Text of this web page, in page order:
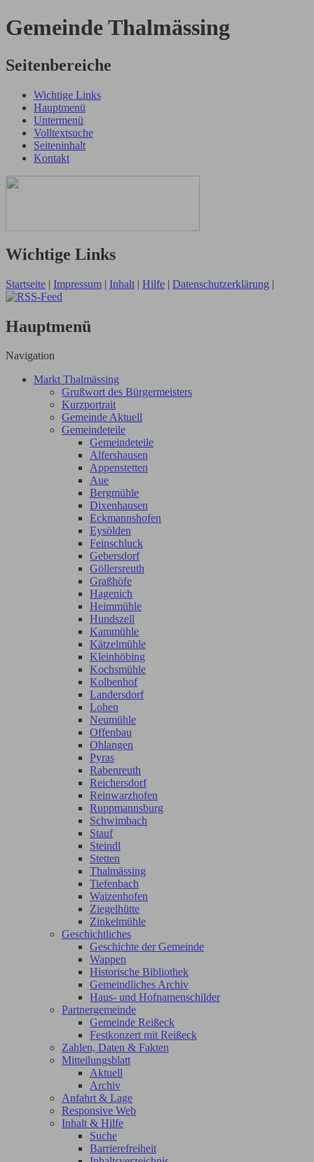
Gemeinde Thalmässing
Seitenbereiche
Wichtige Links
Hauptmenü
Untermenü
Volltextsuche
Seiteninhalt
Kontakt
Wichtige Links
Startseite | Impressum | Inhalt | Hilfe | Datenschutzerklärung |
Hauptmenü
Navigation
Markt Thalmässing
Grußwort des Bürgermeisters
Kurzportrait
Gemeinde Aktuell
Gemeindeteile
Gemeindeteile
Alfershausen
Appenstetten
Aue
Bergmühle
Dixenhausen
Eckmannshofen
Eysölden
Feinschluck
Gebersdorf
Göllersreuth
Graßhöfe
Hagenich
Heimmühle
Hundszell
Kammühle
Kätzelmühle
Kleinhöbing
Kochsmühle
Kolbenhof
Landersdorf
Lohen
Neumühle
Offenbau
Ohlangen
Pyras
Rabenreuth
Reichersdorf
Reinwarzhofen
Ruppmannsburg
Schwimbach
Stauf
Steindl
Stetten
Thalmässing
Tiefenbach
Waizenhofen
Ziegelhütte
Zinkelmühle
Geschichtliches
Geschichte der Gemeinde
Wappen
Historische Bibliothek
Gemeindliches Archiv
Haus- und Hofnamenschilder
Partnergemeinde
Gemeinde Reißeck
Festkonzert mit Reißeck
Zahlen, Daten & Fakten
Mitteilungsblatt
Aktuell
Archiv
Anfahrt & Lage
Responsive Web
Inhalt & Hilfe
Suche
Barrierefreiheit